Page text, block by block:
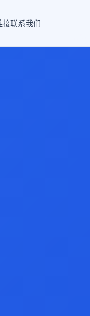
接联系我们